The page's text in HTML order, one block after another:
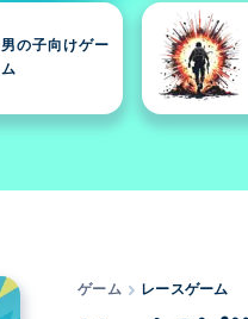
男の子向けゲー
ム
ゲーム レースゲーム